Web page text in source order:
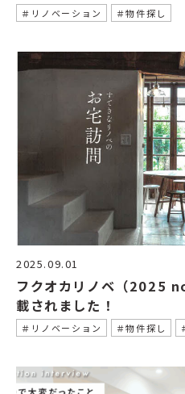
＃リノベーション ＃物件探し
2025.09.01
フクオカリノベ（2025
載されました！
＃リノベーション ＃物件探し